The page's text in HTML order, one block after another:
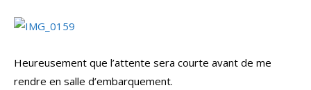
Heureusement que l’attente sera courte avant de me
rendre en salle d’embarquement.